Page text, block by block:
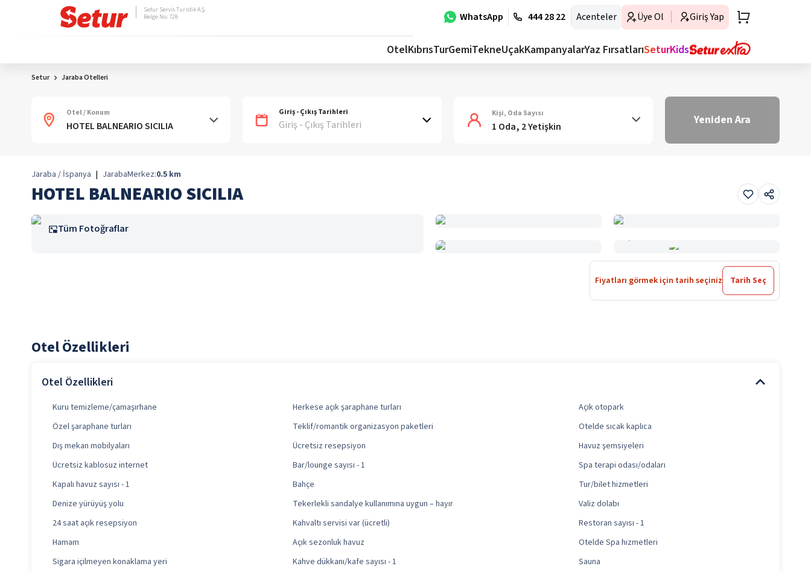
WhatsApp 444 28 22 Acenteler Üye Ol Giriş Yap
Setur Servis Turistik A.Ş.
Belge No: 728
OtelKıbrısTurGemiTekneUçakKampanyalarYaz FırsatlarıSeturKids
Setur Jaraba Otelleri
Otel / Konum Giriş - Çıkış Tarihleri
Giriş - Çıkış Tarihleri
Kişi, Oda Sayısı
1 Oda, 2 Yetişkin Yeniden Ara
Jaraba / İspanya | JarabaMerkez:0.5 km
HOTEL BALNEARIO SICILIA
Tüm Fotoğraflar
Fiyatları görmek için tarih seçiniz Tarih Seç
Otel Özellikleri
Otel Özellikleri
Kuru temizleme/çamaşırhane Herkese açık şaraphane turları
Açık otopark
Özel şaraphane turları
Teklif/romantik organizasyon paketleri
Otelde sıcak kaplıca
Dış mekan mobilyaları
Ücretsiz resepsiyon
Havuz şemsiyeleri
Ücretsiz kablosuz internet
Bar/lounge sayısı - 1
Spa terapi odası/odaları
Kapalı havuz sayısı - 1
Bahçe
Tur/bilet hizmetleri
Denize yürüyüş yolu
Tekerlekli sandalye kullanımına uygun – hayır
Valiz dolabı
24 saat açık resepsiyon
Kahvaltı servisi var (ücretli)
Restoran sayısı - 1
Hamam
Açık sezonluk havuz
Otelde Spa hizmetleri
Sigara içilmeyen konaklama yeri
Kahve dükkanı/kafe sayısı - 1
Sauna